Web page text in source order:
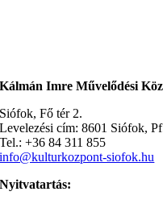
Kálmán Imre Művelődési
Siófok, Fő tér 2.
Levelezési cím: 8601 Siófok,
Tel.: +36 84 311 855
info@kulturkozpont-siofok.hu
Nyitvatartás: